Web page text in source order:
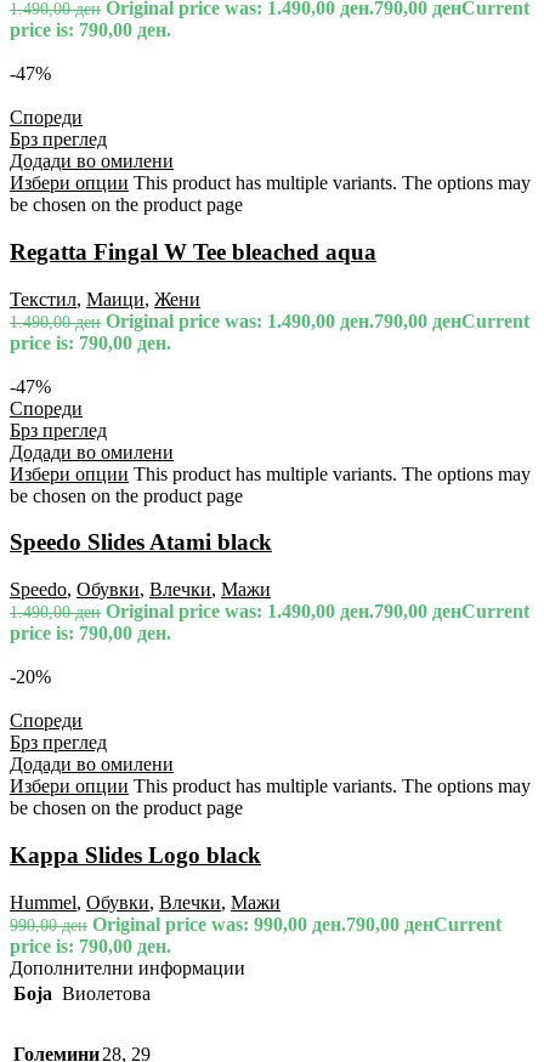
1.490,00ден Original price was: 1.490,00 ден.790,00 денCurrent
price is: 790,00 ден.
-47%
Спореди
Брз преглед
Додади во омилени
Избери опции This product has multiple variants. The options may
be chosen on the product page
Regatta Fingal W Tee bleached aqua
Текстил, Маици, Жени
1.490,00ден Original price was: 1.490,00 ден.790,00 денCurrent
price is: 790,00 ден.
-47%
Спореди
Брз преглед
Додади во омилени
Избери опции This product has multiple variants. The options may
be chosen on the product page
Speedo Slides Atami black
Speedo, Обувки, Влечки, Мажи
1.490,00ден Original price was: 1.490,00 ден.790,00 денCurrent
price is: 790,00 ден.
-20%
Спореди
Брз преглед
Додади во омилени
Избери опции This product has multiple variants. The options may
be chosen on the product page
Kappa Slides Logo black
Hummel, Обувки, Влечки, Мажи
990,00ден Original price was: 990,00 ден.790,00 денCurrent
price is: 790,00 ден.
Дополнителни информации
Боја Виолетова
Големини28, 29